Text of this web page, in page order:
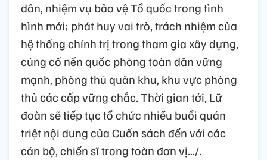
dân, nhiệm vụ bảo vệ Tổ quốc trong tình
hình mới; phát huy vai trò, trách nhiệm của
hệ thống chính trị trong tham gia xây dựng,
củng cố nền quốc phòng toàn dân vững
mạnh, phòng thủ quân khu, khu vực phòng
thủ các cấp vững chắc. Thời gian tới, Lữ
đoàn sẽ tiếp tục tổ chức nhiều buổi quán
triệt nội dung của Cuốn sách đến với các
cán bộ, chiến sĩ trong toàn đơn vị.../.